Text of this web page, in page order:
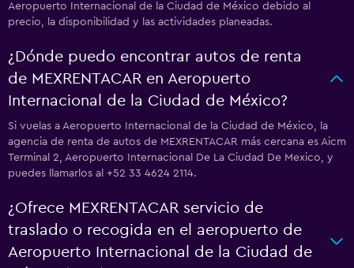
Aeropuerto Internacional de la Ciudad de México debido al
precio, la disponibilidad y las actividades planeadas.
¿Dónde puedo encontrar autos de renta
de MEXRENTACAR en Aeropuerto
Internacional de la Ciudad de México?
Si vuelas a Aeropuerto Internacional de la Ciudad de México, la
agencia de renta de autos de MEXRENTACAR más cercana es Aicm
Terminal 2, Aeropuerto Internacional De La Ciudad De Mexico, y
puedes llamarlos al +52 33 4624 2114.
¿Ofrece MEXRENTACAR servicio de
traslado o recogida en el aeropuerto de
Aeropuerto Internacional de la Ciudad de